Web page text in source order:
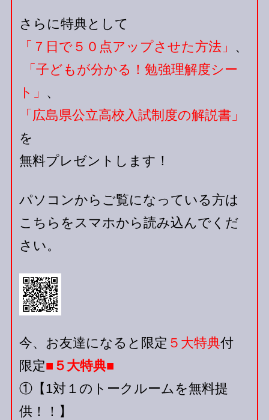
さらに特典として
「７日で５０点アップさせた方法」 、
「子どもが分かる！勉強理解度シー
ト」 、
「広島県公立高校入試制度の解説書」
を
無料プレゼントします！
パソコンからご覧になっている方は
こちらをスマホから読み込んでくだ
さい。
今、お友達になると限定 ５大特典付
限定■５大特典■
①【1対１のトークルームを無料提
供！！】